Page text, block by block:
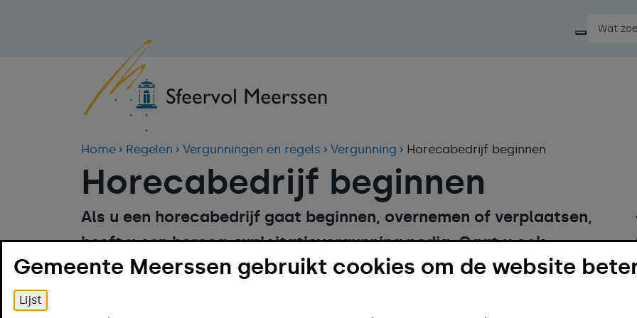
Home Regelen Vergunningen en regels Vergunning Horecabedrijf beginnen
Horecabedrijf beginnen
Als u een horecabedrijf gaat beginnen, overnemen of verplaatsen,
heeft u een horeca-exploitatievergunning nodig. Gaat u ook
alcohol schenken in het bedrijf, dan heeft u ook een
Gemeente Meerssen gebruikt cookies om de website
Lijst